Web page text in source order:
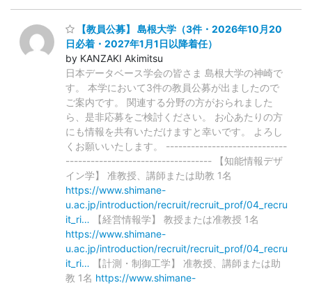
【教員公募】 島根大学（3件・2026年10月20
日必着・2027年1月1日以降着任）
by KANZAKI Akimitsu
日本データベース学会の皆さま 島根大学の神崎で
す。 本学において3件の教員公募が出ましたので
ご案内です。 関連する分野の方がおられました
ら、是非応募をご検討ください。 お心あたりの方
にも情報を共有いただけますと幸いです。 よろし
くお願いいたします。 -----------------------------
----------------------------------- 【知能情報デザ
イン学】 准教授、講師または助教 1名
https://www.shimane-
u.ac.jp/introduction/recruit/recruit_prof/04_recru
it_ri… 【経営情報学】 教授または准教授 1名
https://www.shimane-
u.ac.jp/introduction/recruit/recruit_prof/04_recru
it_ri… 【計測・制御工学】 准教授、講師または助
教 1名 https://www.shimane-